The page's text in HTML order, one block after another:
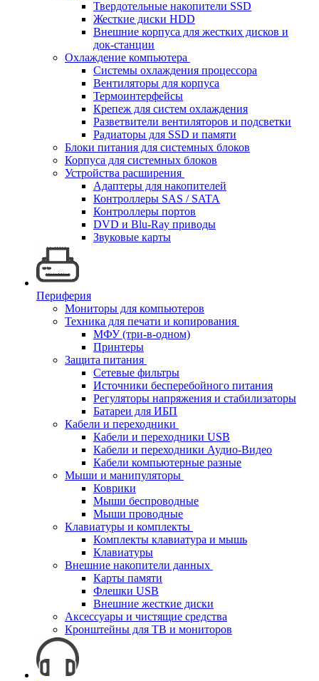
Твердотельные накопители SSD
Жесткие диски HDD
Внешние корпуса для жестких дисков и
док-станции
Охлаждение компьютера
Системы охлаждения процессора
Вентиляторы для корпуса
Термоинтерфейсы
Крепеж для систем охлаждения
Разветвители вентиляторов и подсветки
Радиаторы для SSD и памяти
Блоки питания для системных блоков
Корпуса для системных блоков
Устройства расширения
Адаптеры для накопителей
Контроллеры SAS / SATA
Контроллеры портов
DVD и Blu-Ray приводы
Звуковые карты
Периферия
Мониторы для компьютеров
Техника для печати и копирования
МФУ (три-в-одном)
Принтеры
Защита питания
Сетевые фильтры
Источники бесперебойного питания
Регуляторы напряжения и стабилизаторы
Батареи для ИБП
Кабели и переходники
Кабели и переходники USB
Кабели и переходники Аудио-Видео
Кабели компьютерные разные
Мыши и манипуляторы
Коврики
Мыши беспроводные
Мыши проводные
Клавиатуры и комплекты
Комплекты клавиатура и мышь
Клавиатуры
Внешние накопители данных
Карты памяти
Флешки USB
Внешние жесткие диски
Аксессуары и чистящие средства
Кронштейны для ТВ и мониторов